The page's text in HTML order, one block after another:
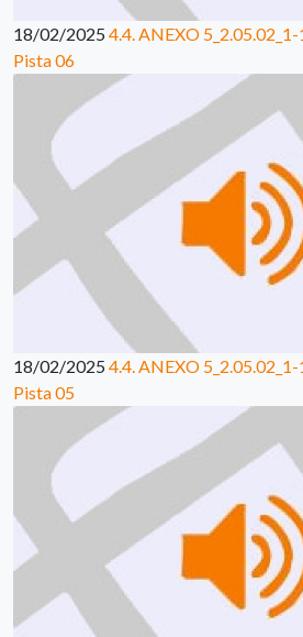
18/02/20254.4. ANEXO
Pista 06
18/02/20254.4. ANEXO
Pista 05